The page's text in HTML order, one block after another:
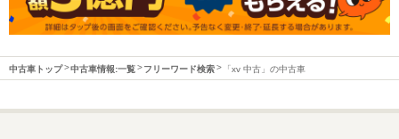
中古車トップ 中古車情報:一覧 フリーワード検索 「xv 中古」の中古車